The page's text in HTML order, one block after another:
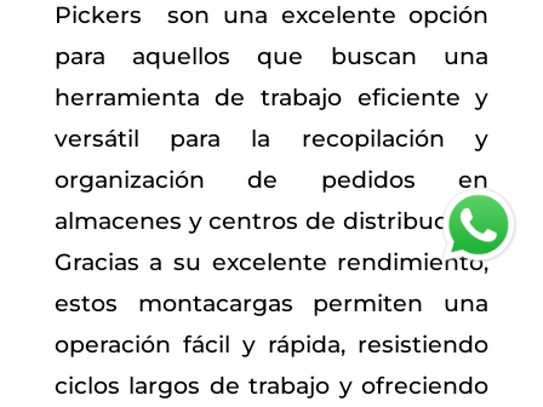
Pickers son una excelente opción
para aquellos que buscan una
herramienta de trabajo eficiente y
versátil para la recopilación y
organización de pedidos en
almacenes y centros de distribución.
Gracias a su excelente rendimiento,
estos montacargas permiten una
operación fácil y rápida, resistiendo
ciclos largos de trabajo y ofreciendo
w